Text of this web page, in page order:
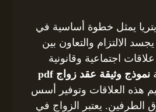
يمثل خطوة أساسية في
الالتزام والتعاون بين
اجتماعية وقانونية
نموذج وثيقة عقد زواج pdf
هذه العلاقات وتوفير أسس
الطرفين. يعتبر الزواج في